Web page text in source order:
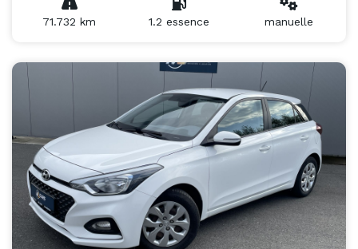
71.732 km 1.2 essence manuelle